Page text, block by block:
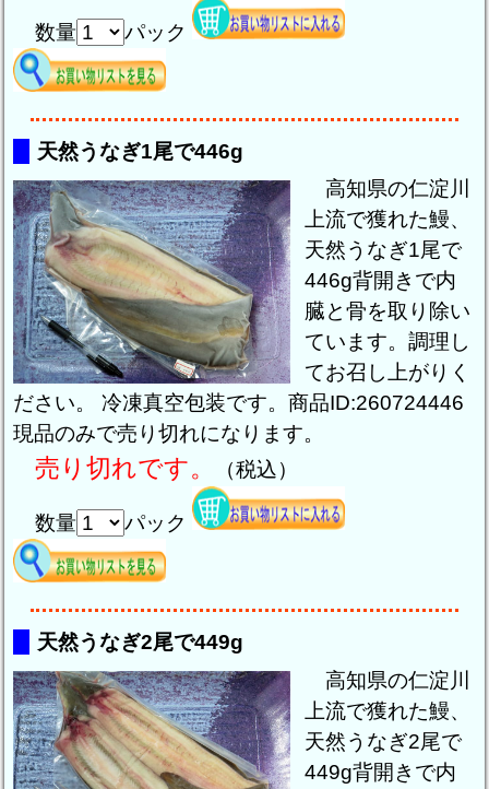
数量 パック
天然うなぎ1尾で446g
高知県の仁淀川
上流で獲れた鰻、
天然うなぎ1尾で
446g背開きで内
臓と骨を取り除い
ています。調理し
てお召し上がりく
ださい。 冷凍真空包装です。商品ID:260724446
現品のみで売り切れになります。
売り切れです。 （税込）
数量 パック
天然うなぎ2尾で449g
高知県の仁淀川
上流で獲れた鰻、
天然うなぎ2尾で
449g背開きで内